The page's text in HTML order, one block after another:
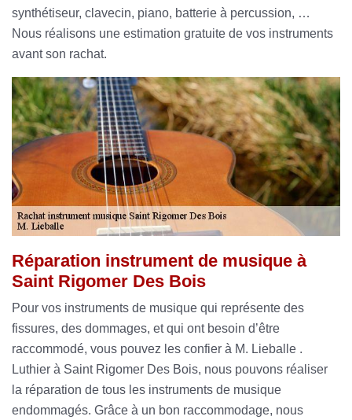
synthétiseur, clavecin, piano, batterie à percussion, …
Nous réalisons une estimation gratuite de vos instruments
avant son rachat.
Réparation instrument de musique à
Saint Rigomer Des Bois
Pour vos instruments de musique qui représente des
fissures, des dommages, et qui ont besoin d’être
raccommodé, vous pouvez les confier à M. Lieballe .
Luthier à Saint Rigomer Des Bois, nous pouvons réaliser
la réparation de tous les instruments de musique
endommagés. Grâce à un bon raccommodage, nous